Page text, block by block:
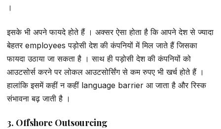
।
इसके भी अपने फायदे होते हैं । अक्सर ऐसा होता है कि आपने देश से ज्यादा
बेहतर employees पड़ोसी देश की कंपनियों में मिल जाते हैं जिसका
फायदा उठाया जा सकता है । साथ ही पड़ोसी देश की कंपनियों को
आउटसोर्स करने पर लोकल आउटसोर्सिंग से कम रुपए भी खर्च होते हैं ।
हालांकि इसमें कहीं न कहीं language barrier आ जाता है और रिस्क
संभावना बढ़ जाती है ।
3. Offshore Outsourcing